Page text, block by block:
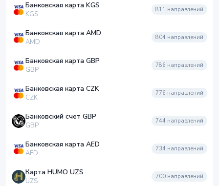
Банковская карта KGS
KGS
811 направлений
Банковская карта AMD
AMD
804 направлений
Банковская карта GBP
GBP
786 направлений
Банковская карта CZK
CZK
776 направлений
Банковский счет GBP
GBP
744 направлений
Банковская карта AED
AED
734 направлений
Карта HUMO UZS
UZS
700 направлений